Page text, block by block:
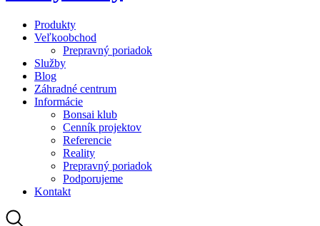
Produkty
Veľkoobchod
Prepravný poriadok
Služby
Blog
Záhradné centrum
Informácie
Bonsai klub
Cenník projektov
Referencie
Reality
Prepravný poriadok
Podporujeme
Kontakt